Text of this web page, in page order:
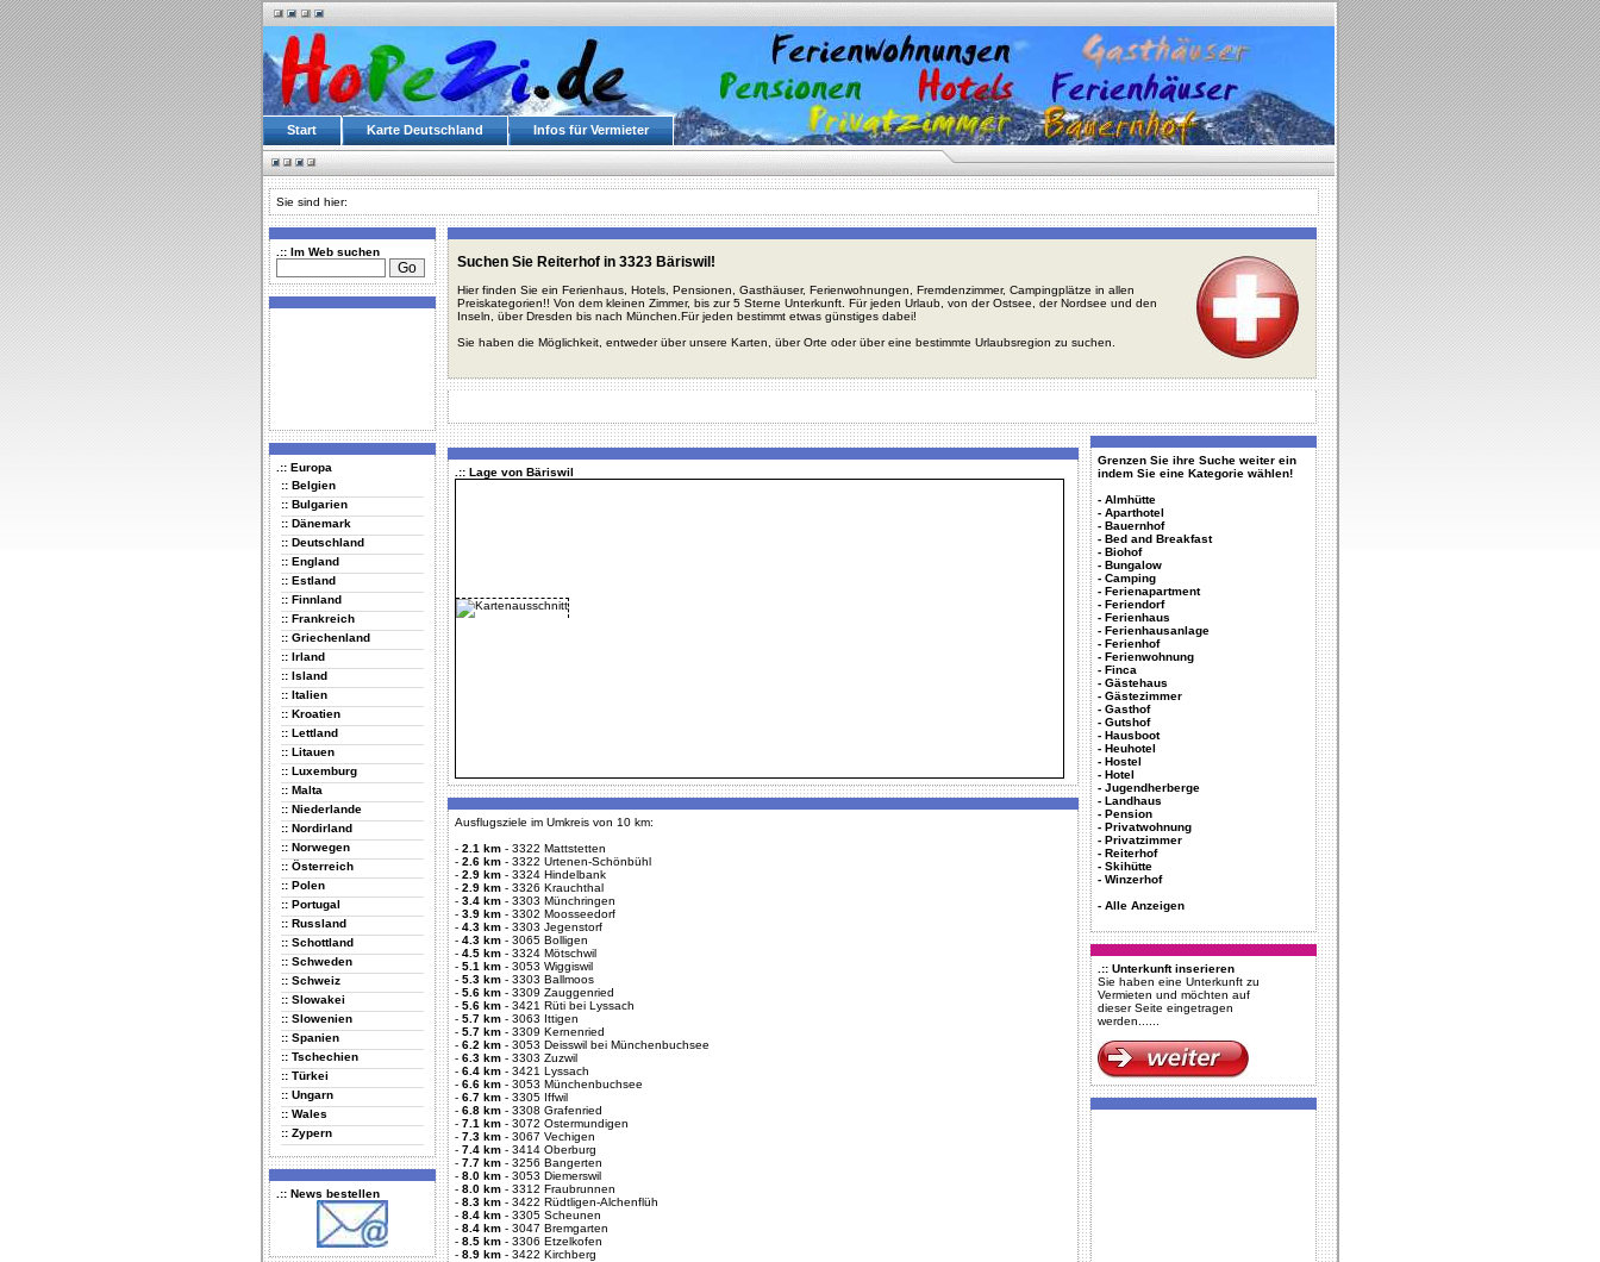
Start Karte Deutschland Infos für Vermieter
Sie sind hier:
.:: Im Web suchen
.:: Europa
:: Belgien
:: Bulgarien
:: Dänemark
:: Deutschland
:: England
:: Estland
:: Finnland
:: Frankreich
:: Griechenland
:: Irland
:: Island
:: Italien
:: Kroatien
:: Lettland
:: Litauen
:: Luxemburg
:: Malta
:: Niederlande
:: Nordirland
:: Norwegen
:: Österreich
:: Polen
:: Portugal
:: Russland
:: Schottland
:: Schweden
:: Schweiz
:: Slowakei
:: Slowenien
:: Spanien
:: Tschechien
:: Türkei
:: Ungarn
:: Wales
:: Zypern
.:: News bestellen
Suchen Sie Reiterhof in 3323 Bäriswil!
Hier finden Sie ein Ferienhaus, Hotels, Pensionen, Gasthäuser, Ferienwohnungen, Fremdenzimmer, Campingplätze in allen
Preiskategorien!! Von dem kleinen Zimmer, bis zur 5 Sterne Unterkunft. Für jeden Urlaub, von der Ostsee, der Nordsee und den
Inseln, über Dresden bis nach München.Für jeden bestimmt etwas günstiges dabei!
Sie haben die Möglichkeit, entweder über unsere Karten, über Orte oder über eine bestimmte Urlaubsregion zu suchen.
.:: Lage von Bäriswil
Ausflugsziele im Umkreis von 10 km:
- 2.1 km - 3322 Mattstetten
- 2.6 km - 3322 Urtenen-Schönbühl
- 2.9 km - 3324 Hindelbank
- 2.9 km - 3326 Krauchthal
- 3.4 km - 3303 Münchringen
- 3.9 km - 3302 Moosseedorf
- 4.3 km - 3303 Jegenstorf
- 4.3 km - 3065 Bolligen
- 4.5 km - 3324 Mötschwil
- 5.1 km - 3053 Wiggiswil
- 5.3 km - 3303 Ballmoos
- 5.6 km - 3309 Zauggenried
- 5.6 km - 3421 Rüti bei Lyssach
- 5.7 km - 3063 Ittigen
- 5.7 km - 3309 Kernenried
- 6.2 km - 3053 Deisswil bei Münchenbuchsee
- 6.3 km - 3303 Zuzwil
- 6.4 km - 3421 Lyssach
- 6.6 km - 3053 Münchenbuchsee
- 6.7 km - 3305 Iffwil
- 6.8 km - 3308 Grafenried
- 7.1 km - 3072 Ostermundigen
- 7.3 km - 3067 Vechigen
- 7.4 km - 3414 Oberburg
- 7.7 km - 3256 Bangerten
- 8.0 km - 3053 Diemerswil
- 8.0 km - 3312 Fraubrunnen
- 8.3 km - 3422 Rüdtligen-Alchenflüh
- 8.4 km - 3305 Scheunen
- 8.4 km - 3047 Bremgarten
- 8.5 km - 3306 Etzelkofen
- 8.9 km - 3422 Kirchberg
Grenzen Sie ihre Suche weiter ein
indem Sie eine Kategorie wählen!
- Almhütte
- Aparthotel
- Bauernhof
- Bed and Breakfast
- Biohof
- Bungalow
- Camping
- Ferienapartment
- Feriendorf
- Ferienhaus
- Ferienhausanlage
- Ferienhof
- Ferienwohnung
- Finca
- Gästehaus
- Gästezimmer
- Gasthof
- Gutshof
- Hausboot
- Heuhotel
- Hostel
- Hotel
- Jugendherberge
- Landhaus
- Pension
- Privatwohnung
- Privatzimmer
- Reiterhof
- Skihütte
- Winzerhof
- Alle Anzeigen
.:: Unterkunft inserieren
Sie haben eine Unterkunft zu
Vermieten und möchten auf
dieser Seite eingetragen
werden......